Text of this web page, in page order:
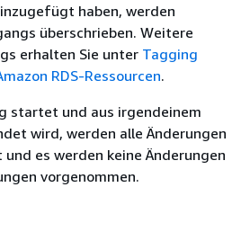
haben, werden
überschrieben. Weitere
erhalten Sie unter Tagging
RDS-Ressourcen.
startet und aus irgendeinem
wird, werden alle Änderungen
es werden keine Änderungen
vorgenommen.